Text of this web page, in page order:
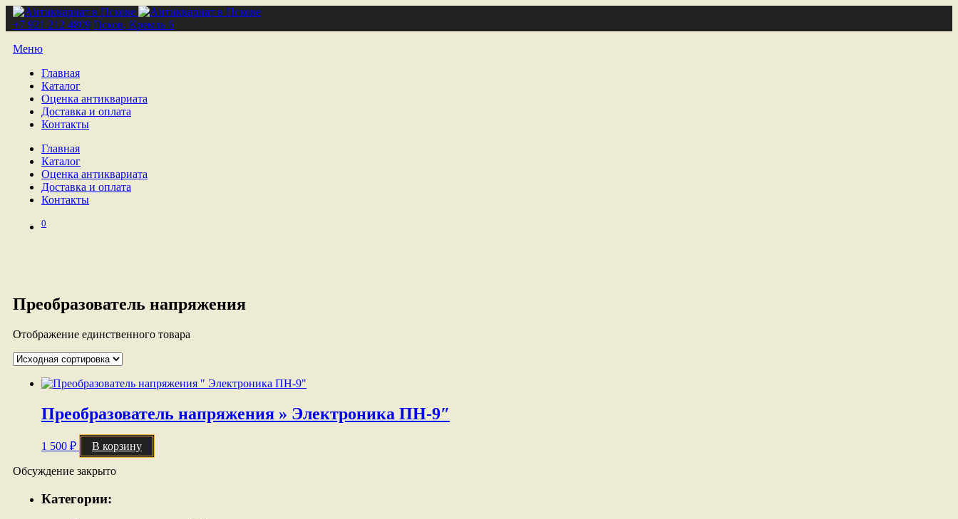
+7 921 212 4809 Псков, Кремль 6
Меню
Главная
Каталог
Оценка антиквариата
Доставка и оплата
Контакты
Главная
Каталог
Оценка антиквариата
Доставка и оплата
Контакты
0
Преобразователь напряжения
Отображение единственного товара
Преобразователь напряжения » Электроника ПН-9″
1 500 ₽ В корзину
Обсуждение закрыто
Категории: